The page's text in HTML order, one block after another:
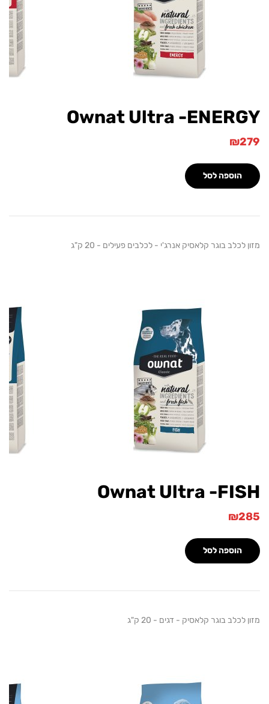
Ownat Ultra -
₪
הוספה לסל
בוגר קלאסיק אנרג'י - לכלבים פעילים - 20 ק"ג
Ownat Ultra -
₪
הוספה לסל
בוגר קלאסיק - דגים - 20 ק"ג